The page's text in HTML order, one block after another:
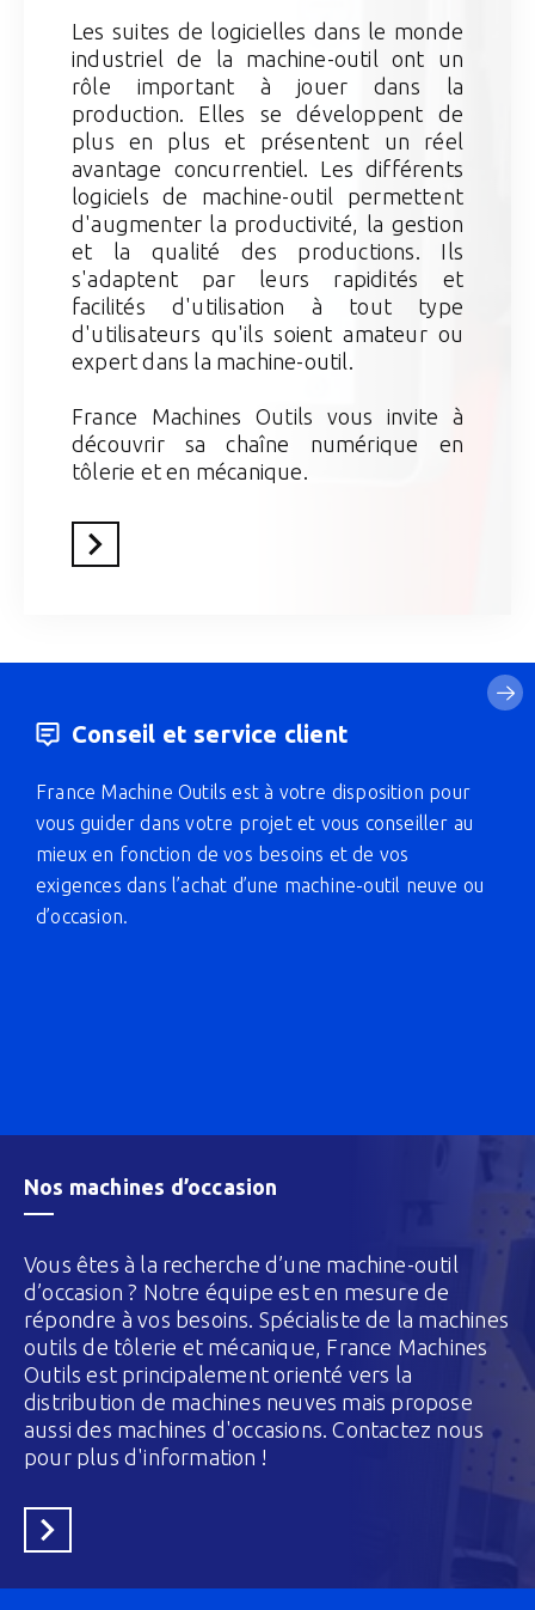
Les suites de logicielles dans le monde
industriel de la machine-outil ont un
rôle important à jouer dans la
production. Elles se développent de
plus en plus et présentent un réel
avantage concurrentiel. Les différents
logiciels de machine-outil permettent
d'augmenter la productivité, la gestion
et la qualité des productions. Ils
s'adaptent par leurs rapidités et
facilités d'utilisation à tout type
d'utilisateurs qu'ils soient amateur ou
expert dans la machine-outil.
France Machines Outils vous invite à
découvrir sa chaîne numérique en
tôlerie et en mécanique.
En savoir plus
Conseil et service client
France Machine Outils est à votre disposition pour
vous guider dans votre projet et vous conseiller au
mieux en fonction de vos besoins et de vos
exigences dans l’achat d’une machine-outil neuve ou
d’occasion.
Nos machines d’occasion
Vous êtes à la recherche d’une machine-outil
d’occasion ? Notre équipe est en mesure de
répondre à vos besoins. Spécialiste de la machines
outils de tôlerie et mécanique, France Machines
Outils est principalement orienté vers la
distribution de machines neuves mais propose
aussi des machines d'occasions. Contactez nous
pour plus d'information !
En savoir plus